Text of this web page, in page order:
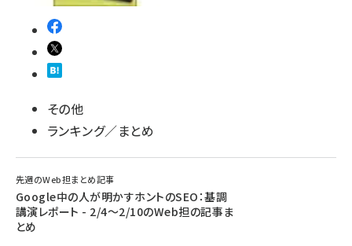
その他
ランキング／まとめ
先週のWeb担まとめ記事
Google中の人が明かすホントのSEO：基調
講演レポート - 2/4～2/10のWeb担の記事ま
とめ